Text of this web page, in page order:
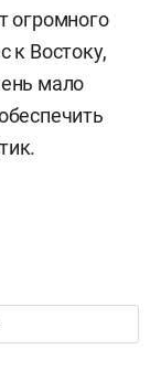
огромного
к Востоку,
мало